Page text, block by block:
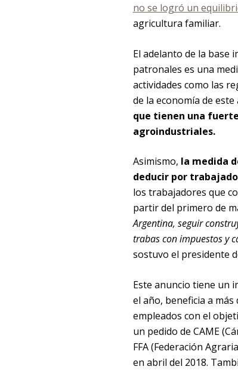
no se logró un
agricultura familiar.
El adelanto de la base
patronales es una
actividades como las
de la economía de este
que tienen una
agroindustriales.
Asimismo, la medida
deducir por
los trabajadores que
partir del primero de
Argentina, seguir
trabas con impuestos y
sostuvo el presidente
Este anuncio tiene un
el año, beneficia a
empleados con el
un pedido de CAME
FFA (Federación
en abril del 2018.